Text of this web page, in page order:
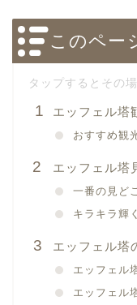
このペー
エッフェル塔
おすすめ観
エッフェル塔
一番の見ど
キラキラ輝
エッフェル塔
エッフェル
エッフェル